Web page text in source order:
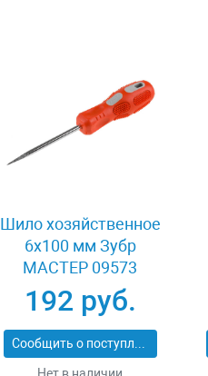
Шило хозяйственное
6x100 мм Зубр
МАСТЕР 09573
192 руб.
Сообщить о поступлении
Нет в наличии